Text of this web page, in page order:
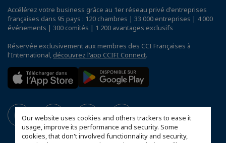
Our website uses cookies and others trackers to ease it
usage, improve its performance and security. Some
cookies, that don't involved functionnality and security,
Accélérez votre business grâce au 1er réseau privé d'entreprises
françaises dans 95 pays : 120 chambres | 33 000 entreprises | 4 000
événements | 300 comités | 1 200 avantages exclusifs
Réservée exclusivement aux membres des CCI Françaises à
l'International, découvrez l'app CCIFI Connect.